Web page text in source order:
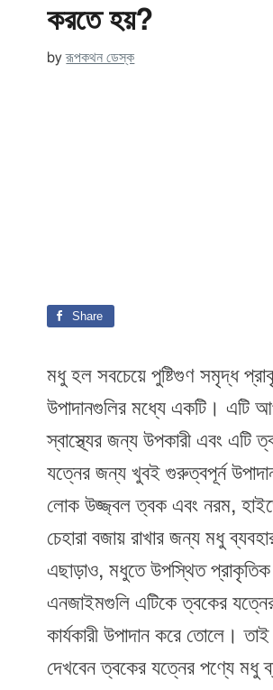
করতে হয়?
byরূপকথন ডেস্ক
Share
মধু হল সবচেয়ে পুষ্টিগুণ সমৃদ্ধ
উপাদানগুলির মধ্যে একটি। এটি
স্বাস্থ্যের জন্য উপকারী এবং এটি
যত্নের জন্য খুবই গুরুত্বপূর্ন
লোক উজ্জ্বল ত্বক এবং নরম,
চেহারা বজায় রাখার জন্য মধু
এছাড়াও, মধুতে উপস্থিত প্রাকৃতিক
এনজাইমগুলি এটিকে ত্বকের
কার্যকারী উপাদান করে তোলে। তাই
দেখবেন ত্বকের যত্নের পণ্যে মধু